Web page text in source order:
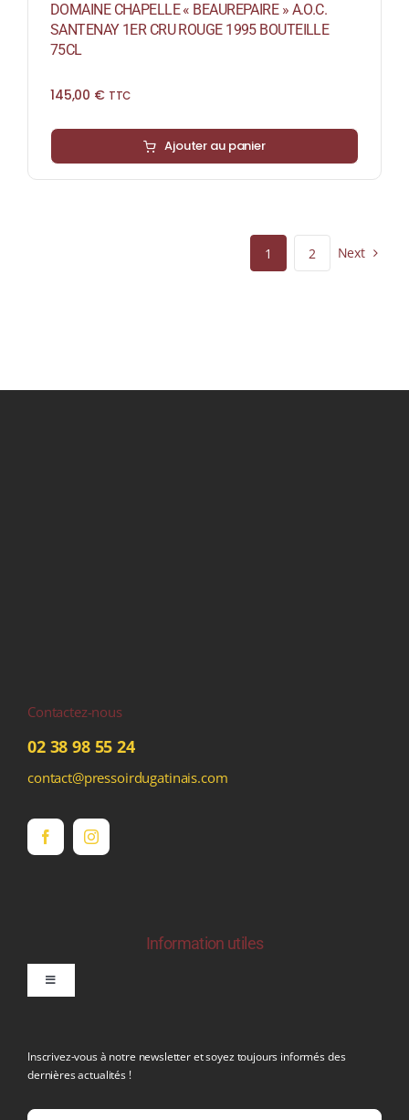
DOMAINE CHAPELLE « BEAUREPAIRE » A.O.C.
SANTENAY 1ER CRU ROUGE 1995 BOUTEILLE
75CL
145,00 € TTC
Ajouter au panier
1 2 Next
Contactez-nous
02 38 98 55 24
contact@pressoirdugatinais.com
Information utiles
Toggle
Inscrivez-vous à notre newsletter et soyez toujours informés des
dernières actualités !